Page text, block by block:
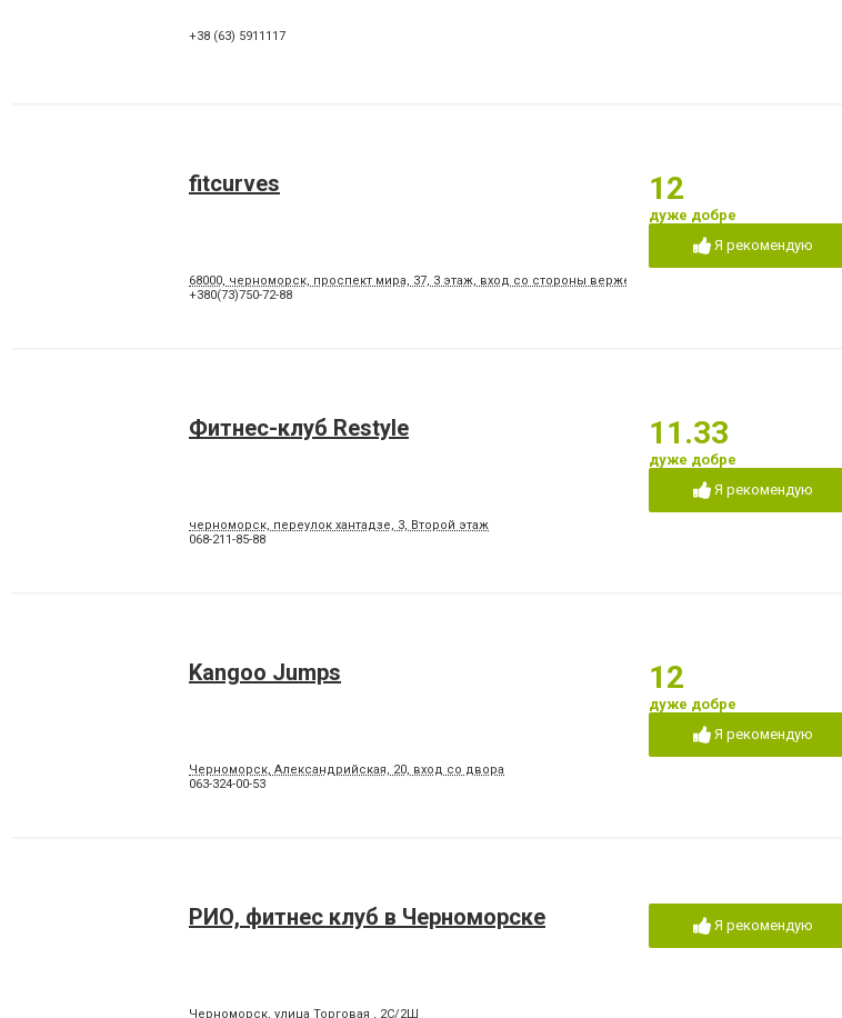
+38 (63) 5911117
fitcurves
68000, черноморск, проспект мира, 37, 3 этаж, вход со стороны верже
+380(73)750-72-88
12
дуже добре
Я рекомендую
Фитнес-клуб Restyle
черноморск, переулок хантадзе, 3, Второй этаж
068-211-85-88
11.33
дуже добре
Я рекомендую
Kangoo Jumps
Черноморск, Александрийская, 20, вход со двора
063-324-00-53
12
дуже добре
Я рекомендую
РИО, фитнес клуб в Черноморске
Черноморск, улица Торговая , 2С/2Ш
Я рекомендую